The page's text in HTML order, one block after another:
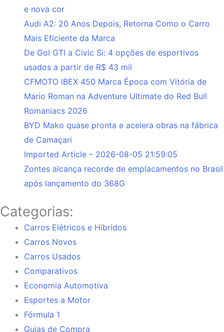
e nova cor
Audi A2: 20 Anos Depois, Retorna Como o Carro
Mais Eficiente da Marca
De Gol GTI a Civic Si: 4 opções de esportivos
usados a partir de R$ 43 mil
CFMOTO IBEX 450 Marca Época com Vitória de
Mario Roman na Adventure Ultimate do Red Bull
Romaniacs 2026
BYD Mako quase pronta e acelera obras na fábrica
de Camaçari
Imported Article – 2026-08-05 21:59:05
Zontes alcança recorde de emplacamentos no Brasil
após lançamento do 368G
Categorias:
Carros Elétricos e Híbridos
Carros Novos
Carros Usados
Comparativos
Economia Automotiva
Esportes a Motor
Fórmula 1
Guias de Compra